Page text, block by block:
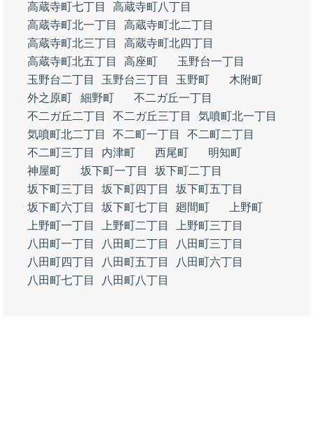
高蔵寺町七丁目
高蔵寺町八丁目
高蔵寺町北一丁目
高蔵寺町北二丁目
高蔵寺町北三丁目
高蔵寺町北四丁目
高蔵寺町北五丁目
高座町
玉野台一丁目
玉野台二丁目
玉野台三丁目 玉野町
木附町
外之原町
細野町
不二ガ丘一丁目
不二ガ丘二丁目
不二ガ丘三丁目
気噴町北一丁目
気噴町北二丁目
不二町一丁目
不二町二丁目
不二町三丁目
内津町 西尾町
明知町
神屋町
坂下町一丁目
坂下町二丁目
坂下町三丁目
坂下町四丁目
坂下町五丁目
坂下町六丁目
坂下町七丁目 廻間町
上野町
上野町一丁目
上野町二丁目
上野町三丁目
八田町一丁目
八田町二丁目
八田町三丁目
八田町四丁目
八田町五丁目
八田町六丁目
八田町七丁目
八田町八丁目